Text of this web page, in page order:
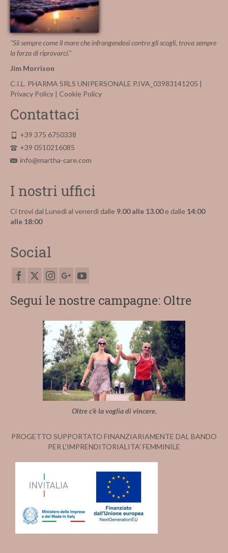
"Sii sempre come il mare che infrangendosi contro gli scogli, trova sempre
la forza di riprovarci."
Jim Morrison
C.I.L. PHARMA SRLS UNIPERSONALE P.IVA_03983141205 |
Privacy Policy | Cookie Policy
Contattaci
+39 375 6750338
+39 0510216085
info@martha-care.com
I nostri uffici
Ci trovi dal Lunedì al venerdì dalle 9.00 alle 13.00e dalle 14:00
alle 18:00
Social
Segui le nostre campagne: Oltre
Oltre c'è la voglia di vincere.
PROGETTO SUPPORTATO FINANZIARIAMENTE DAL BANDO
PER L'IMPRENDITORIALITA' FEMMINILE